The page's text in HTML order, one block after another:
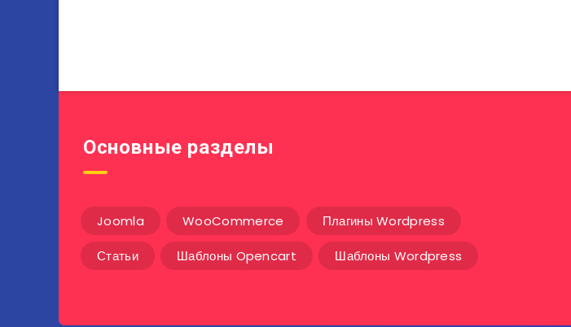
Основные разделы
Joomla WooCommerce Плагины Wordpress
Статьи Шаблоны Opencart Шаблоны Wordpress